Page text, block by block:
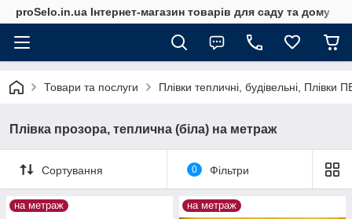
proSelo.in.ua Інтернет-магазин товарів для саду та дому
Товари та послуги Плівки тепличні, будівельні,
Плівка прозора, теплична (біла) на метраж
Сортування 0 Фільтри
на метраж на метраж